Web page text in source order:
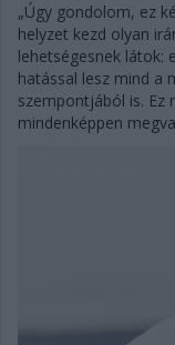
„Úgy gondolom, ez
helyzet kezd olyan
lehetségesnek látok:
hatással lesz mind a
szempontjából is. Ez
mindenképpen